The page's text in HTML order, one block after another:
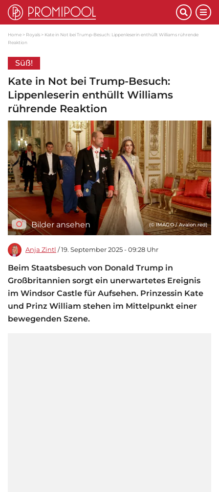
Home Royals
Kate in Not bei Trump-Besuch: Lippenleserin enthüllt Williams rührende
Reaktion
Süß!
Kate in Not bei Trump-Besuch:
Lippenleserin enthüllt Williams
rührende Reaktion
Bilder ansehen (© IMAGO / Avalon.red)
Anja Zintl / 19. September 2025 - 09:28 Uhr
Beim Staatsbesuch von Donald Trump in
Großbritannien sorgt ein unerwartetes Ereignis
im Windsor Castle für Aufsehen. Prinzessin Kate
und Prinz William stehen im Mittelpunkt einer
bewegenden Szene.